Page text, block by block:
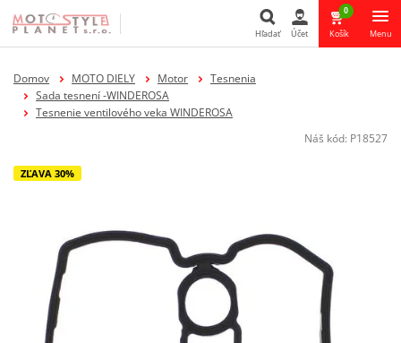
Hľadať Účet
0
Košík Menu
Domov MOTO DIELY Motor
Tesnenia
Sada tesnení -WINDEROSA
Tesnenie ventilového veka WINDEROSA
Náš kód: P18527
ZĽAVA 30%